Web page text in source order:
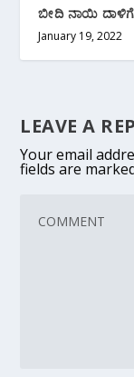
ಬೀದಿ ನಾಯಿ
January 19, 2022
LEAVE A
Your email
fields are